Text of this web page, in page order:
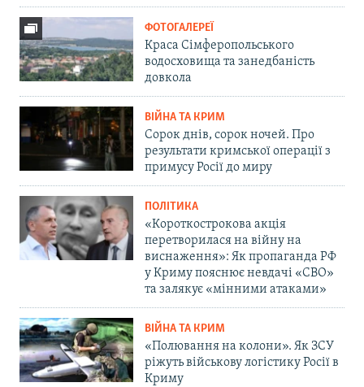
ФОТОГАЛЕРЕЇ
Краса Сімферопольського
водосховища та занедбаність
довкола
ВІЙНА ТА КРИМ
Сорок днів, сорок ночей. Про
результати кримської операції з
примусу Росії до миру
ПОЛІТИКА
«Короткострокова акція
перетворилася на війну на
виснаження»: Як пропаганда РФ
у Криму пояснює невдачі «СВО»
та залякує «мінними атаками»
ВІЙНА ТА КРИМ
«Полювання на колони». Як ЗСУ
ріжуть військову логістику Росії в
Криму